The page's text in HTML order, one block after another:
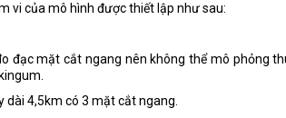
vi của mô hình được thiết lập như sau:
đạc mặt cắt ngang nên không thể mô phỏng
4,5km có 3 mặt cắt ngang.